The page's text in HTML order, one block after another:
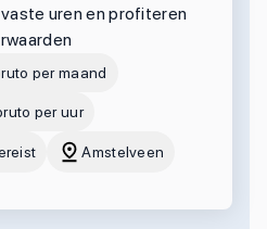
uren en profiteren
per maand
per uur
Amstelveen